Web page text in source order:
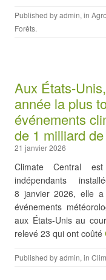
Published byadmin, in
Forêts.
Aux États-
année la plus
événements
de 1 milliard
21 janvier 2026
Climate Central
indépendants
8 janvier 2026, elle a
événements
aux États-Unis au
relevé 23 qui ont coûté
Published byadmin, in